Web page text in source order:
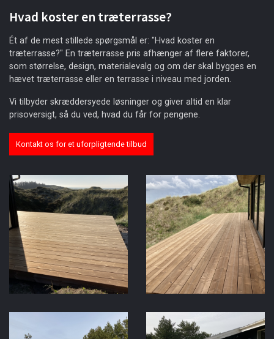
Hvad koster en træterrasse?
Ét af de mest stillede spørgsmål er: "Hvad koster en
træterrasse?" En træterrasse pris afhænger af flere faktorer,
som størrelse, design, materialevalg og om der skal bygges en
hævet træterrasse eller en terrasse i niveau med jorden.
Vi tilbyder skræddersyede løsninger og giver altid en klar
prisoversigt, så du ved, hvad du får for pengene.
Kontakt os for et uforpligtende tilbud